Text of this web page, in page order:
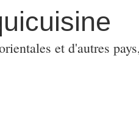
et d'autres